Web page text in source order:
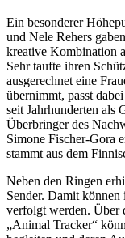
Ein besonderer
und Nele Rehers
kreative Kombination
Sehr taufte ihren
ausgerechnet eine
übernimmt, passt
seit Jahrhunderten als
Überbringer des
Simone Fischer-Gora
stammt aus dem
Neben den Ringen
Sender. Damit
verfolgt werden. Über
„Animal Tracker“